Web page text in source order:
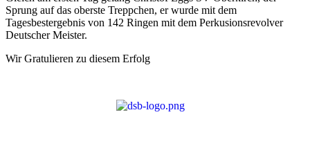
Sprung auf das oberste Treppchen, er wurde mit dem
Tagesbestergebnis von 142 Ringen mit dem Perkusionsrevolver
Deutscher Meister.
Wir Gratulieren zu diesem Erfolg